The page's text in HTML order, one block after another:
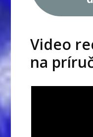
Video
na